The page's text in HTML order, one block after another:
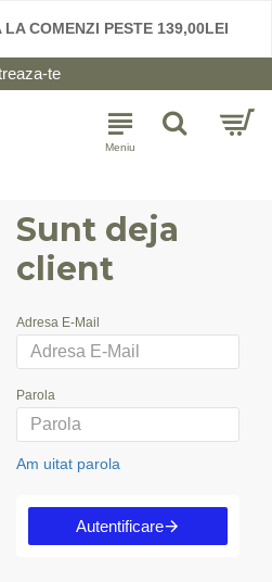
LA COMENZI PESTE 139,00LEI
te
Sunt deja
client
Adresa E-Mail
Parola
Am uitat parola
Autentificare